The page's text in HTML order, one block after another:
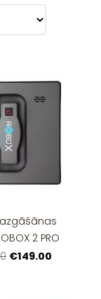
2 PRO
€149.00